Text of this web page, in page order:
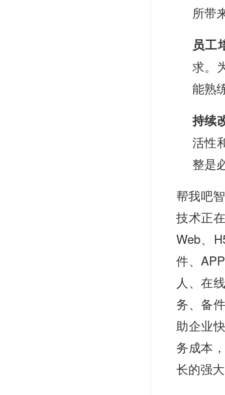
所带
员工
求。
能熟
持续
活性
整是
帮我吧
技术正
Web、
件、
人、在
务、备
助企业
务成本
长的强